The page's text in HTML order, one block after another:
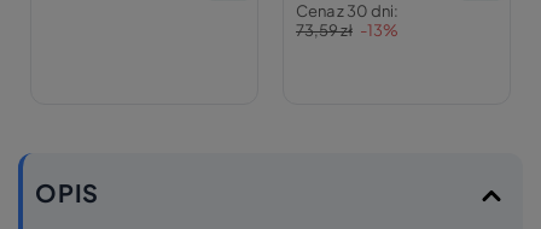
Cena z 30 dni:
73,59 zł -13%
OPIS